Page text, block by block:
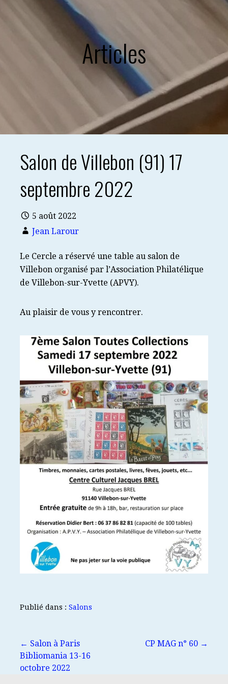
Articles
Salon de Villebon (91) 17
septembre 2022
5 août 2022
Jean Larour
Le Cercle a réservé une table au salon de
Villebon organisé par l’Association Philatélique
de Villebon-sur-Yvette (APVY).
Au plaisir de vous y rencontrer.
Publié dans : Salons
Navigation
← Salon à Paris
Bibliomania 13-16
octobre 2022
CP MAG n° 60 →